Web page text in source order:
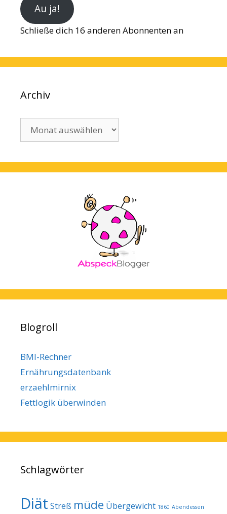
Au ja!
Schließe dich 16 anderen Abonnenten an
Archiv
Blogroll
BMI-Rechner
Ernährungsdatenbank
erzaehlmirnix
Fettlogik überwinden
Schlagwörter
Diät Streß müde Übergewicht 1860 Abendessen